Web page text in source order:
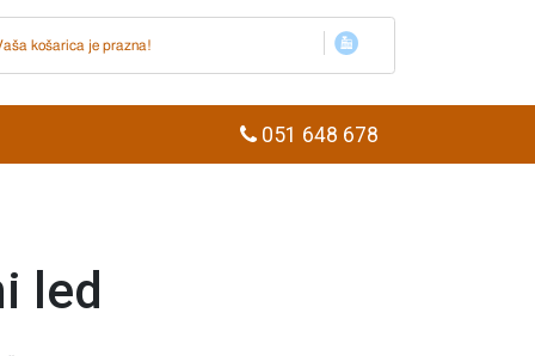
košarica je prazna!
051 648 678
led